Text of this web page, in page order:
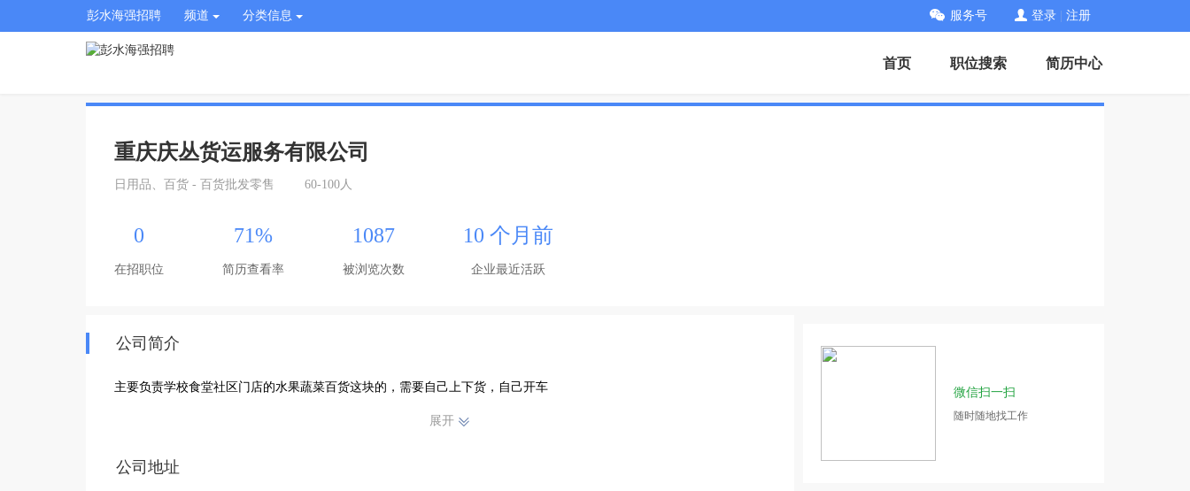
彭水海强招聘 频道 分类信息 服务号 登录 注册
首页 职位搜索 简历中心
重庆庆丛货运服务有限公司
日用品、百货 - 百货批发零售 60-100人
0
在招职位
71%
简历查看率
1087
被浏览次数
10 个月前
企业最近活跃
公司简介
主要负责学校食堂社区门店的水果蔬菜百货这块的，需要自己上下货，自己开车
展开
公司地址
微信扫一扫
随时随地找工作